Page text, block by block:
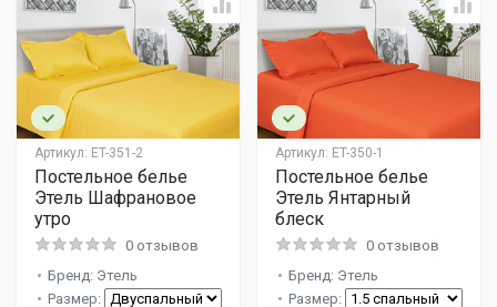
Артикул: ET-351-2
Постельное белье
Этель Шафрановое
утро
0 отзывов
Бренд: Этель
Размер:
Артикул: ET-350-1
Постельное белье
Этель Янтарный
блеск
0 отзывов
Бренд: Этель
Размер: